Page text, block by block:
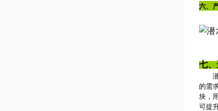
六、
七
潜
的需
块，
可提